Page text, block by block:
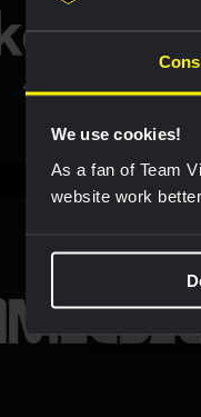
We use cookies!
As a fan of Team
website work